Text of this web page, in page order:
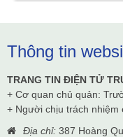
Thông tin
TRANG TIN ĐIỆN TỬ
+ Cơ quan chủ quản:
+ Người chịu trách nhiệm
Địa chỉ: 387 Hoàng